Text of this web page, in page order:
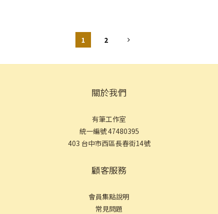
1 2
關於我們
有筆工作室
統一編號 47480395
403 台中市西區長春街14號
顧客服務
會員集點說明
常見問題